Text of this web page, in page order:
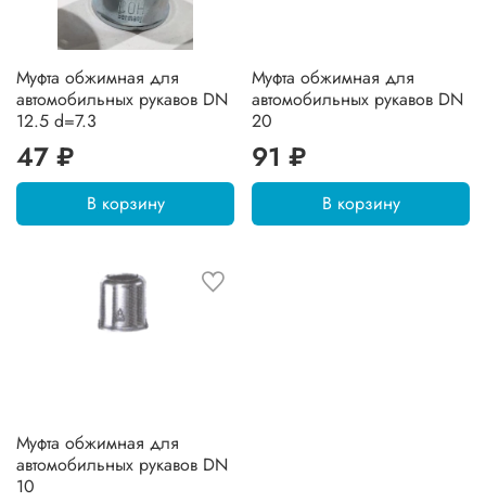
Муфта обжимная для
автомобильных рукавов DN
12.5 d=7.3
47 ₽
В корзину
Муфта обжимная для
автомобильных рукавов DN
20
91 ₽
В корзину
Муфта обжимная для
автомобильных рукавов DN
10